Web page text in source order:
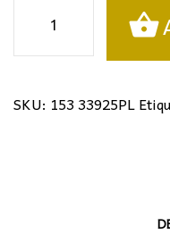
3
cantidad
SKU: 153 33925PL